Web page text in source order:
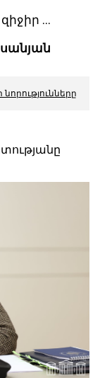
...
նորությունները